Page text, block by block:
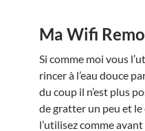
Ma Wifi
Si comme moi vous
rincer à l’eau douce
du coup il n’est plus
de gratter un peu et
l’utilisez comme avant